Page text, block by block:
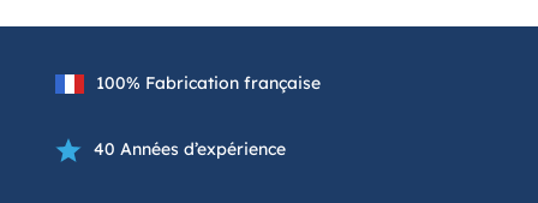
100% Fabrication française
40 Années d’expérience